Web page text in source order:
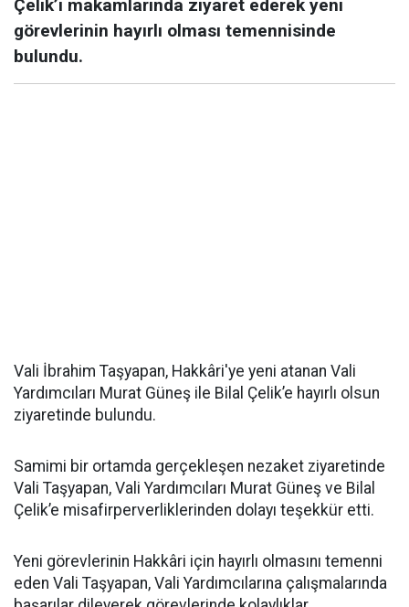
Çelik’i makamlarında ziyaret ederek yeni
görevlerinin hayırlı olması temennisinde
bulundu.
Vali İbrahim Taşyapan, Hakkâri'ye yeni atanan Vali
Yardımcıları Murat Güneş ile Bilal Çelik’e hayırlı olsun
ziyaretinde bulundu.
Samimi bir ortamda gerçekleşen nezaket ziyaretinde
Vali Taşyapan, Vali Yardımcıları Murat Güneş ve Bilal
Çelik’e misafirperverliklerinden dolayı teşekkür etti.
Yeni görevlerinin Hakkâri için hayırlı olmasını temenni
eden Vali Taşyapan, Vali Yardımcılarına çalışmalarında